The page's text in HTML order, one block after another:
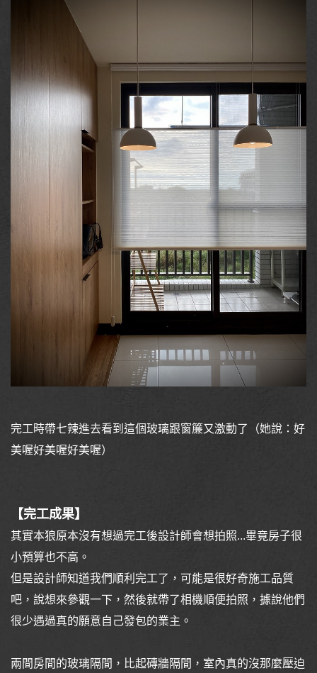
完工時帶七辣進去看到這個玻璃跟窗簾又激動了（她說：好
美喔好美喔好美喔）
【完工成果】
其實本狼原本沒有想過完工後設計師會想拍照...畢竟房子很
小預算也不高。
但是設計師知道我們順利完工了，可能是很好奇施工品質
吧，說想來參觀一下，然後就帶了相機順便拍照，據說他們
很少遇過真的願意自己發包的業主。
兩間房間的玻璃隔間，比起磚牆隔間，室內真的沒那麼壓迫